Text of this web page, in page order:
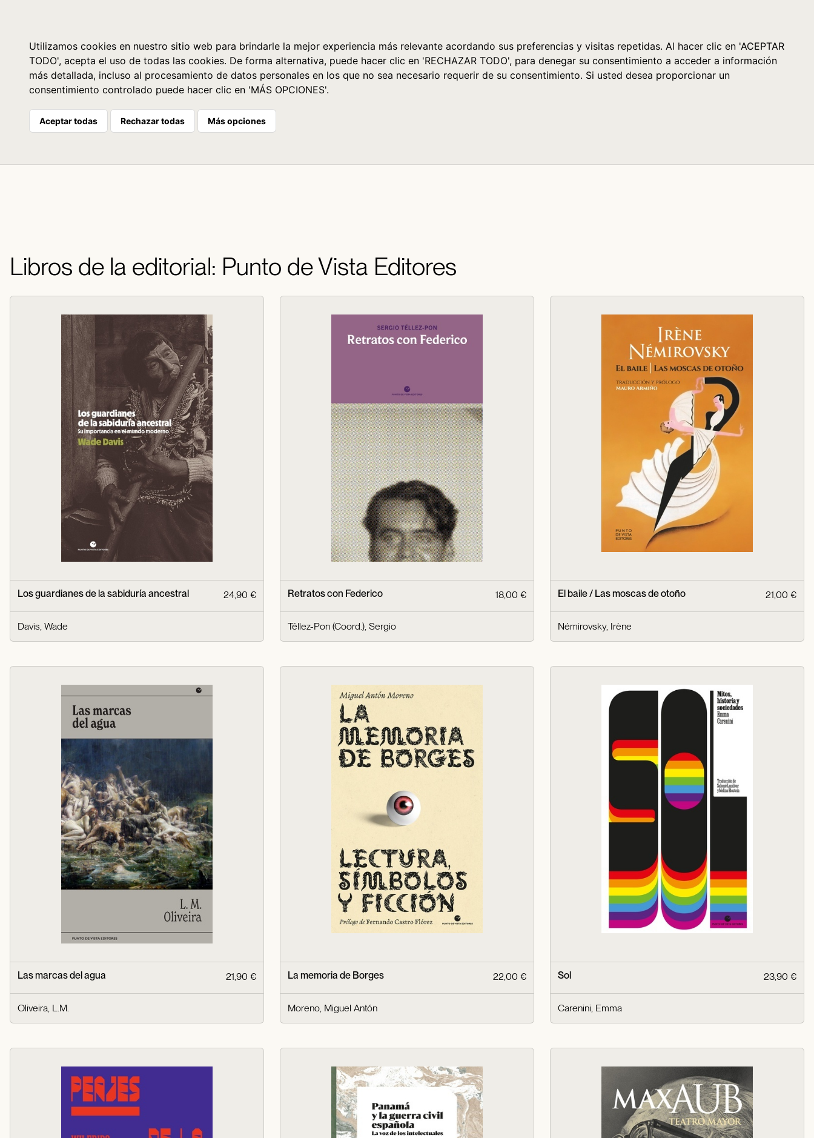
Utilizamos cookies en nuestro sitio web para brindarle la mejor experiencia más relevante acordando sus preferencias y visitas repetidas. Al hacer clic en 'ACEPTAR
TODO', acepta el uso de todas las cookies. De forma alternativa, puede hacer clic en 'RECHAZAR TODO', para denegar su consentimiento a acceder a información
más detallada, incluso al procesamiento de datos personales en los que no sea necesario requerir de su consentimiento. Si usted desea proporcionar un
consentimiento controlado puede hacer clic en 'MÁS OPCIONES'.
Aceptar todas Rechazar todas Más opciones
Libros de la editorial: Punto de Vista Editores
Los guardianes de la sabiduría ancestral 24,90 €
Davis, Wade
Retratos con Federico 18,00 €
Téllez-Pon (Coord.), Sergio
El baile / Las moscas de otoño 21,00 €
Némirovsky, Irène
Las marcas del agua 21,90 €
Oliveira, L.M.
La memoria de Borges 22,00 €
Moreno, Miguel Antón
Sol 23,90 €
Carenini, Emma